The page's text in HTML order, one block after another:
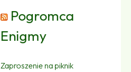
Pogromca
Enigmy
Zaproszenie na piknik